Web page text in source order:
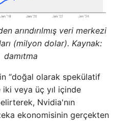
arındırılmış veri merkezi
(milyon dolar). Kaynak:
damıtma
“doğal olarak spekülatif
iki veya üç yıl içinde
Nvidia'nın
ekonomisinin gerçekten